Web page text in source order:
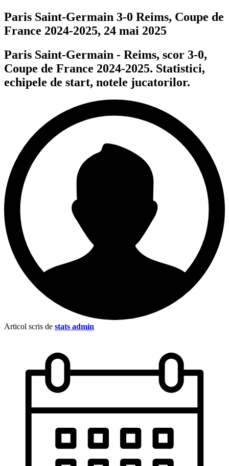
Paris Saint-Germain 3-0 Reims, Coupe de
France 2024-2025, 24 mai 2025
Paris Saint-Germain - Reims, scor 3-0,
Coupe de France 2024-2025. Statistici,
echipele de start, notele jucatorilor.
Articol scris de stats admin